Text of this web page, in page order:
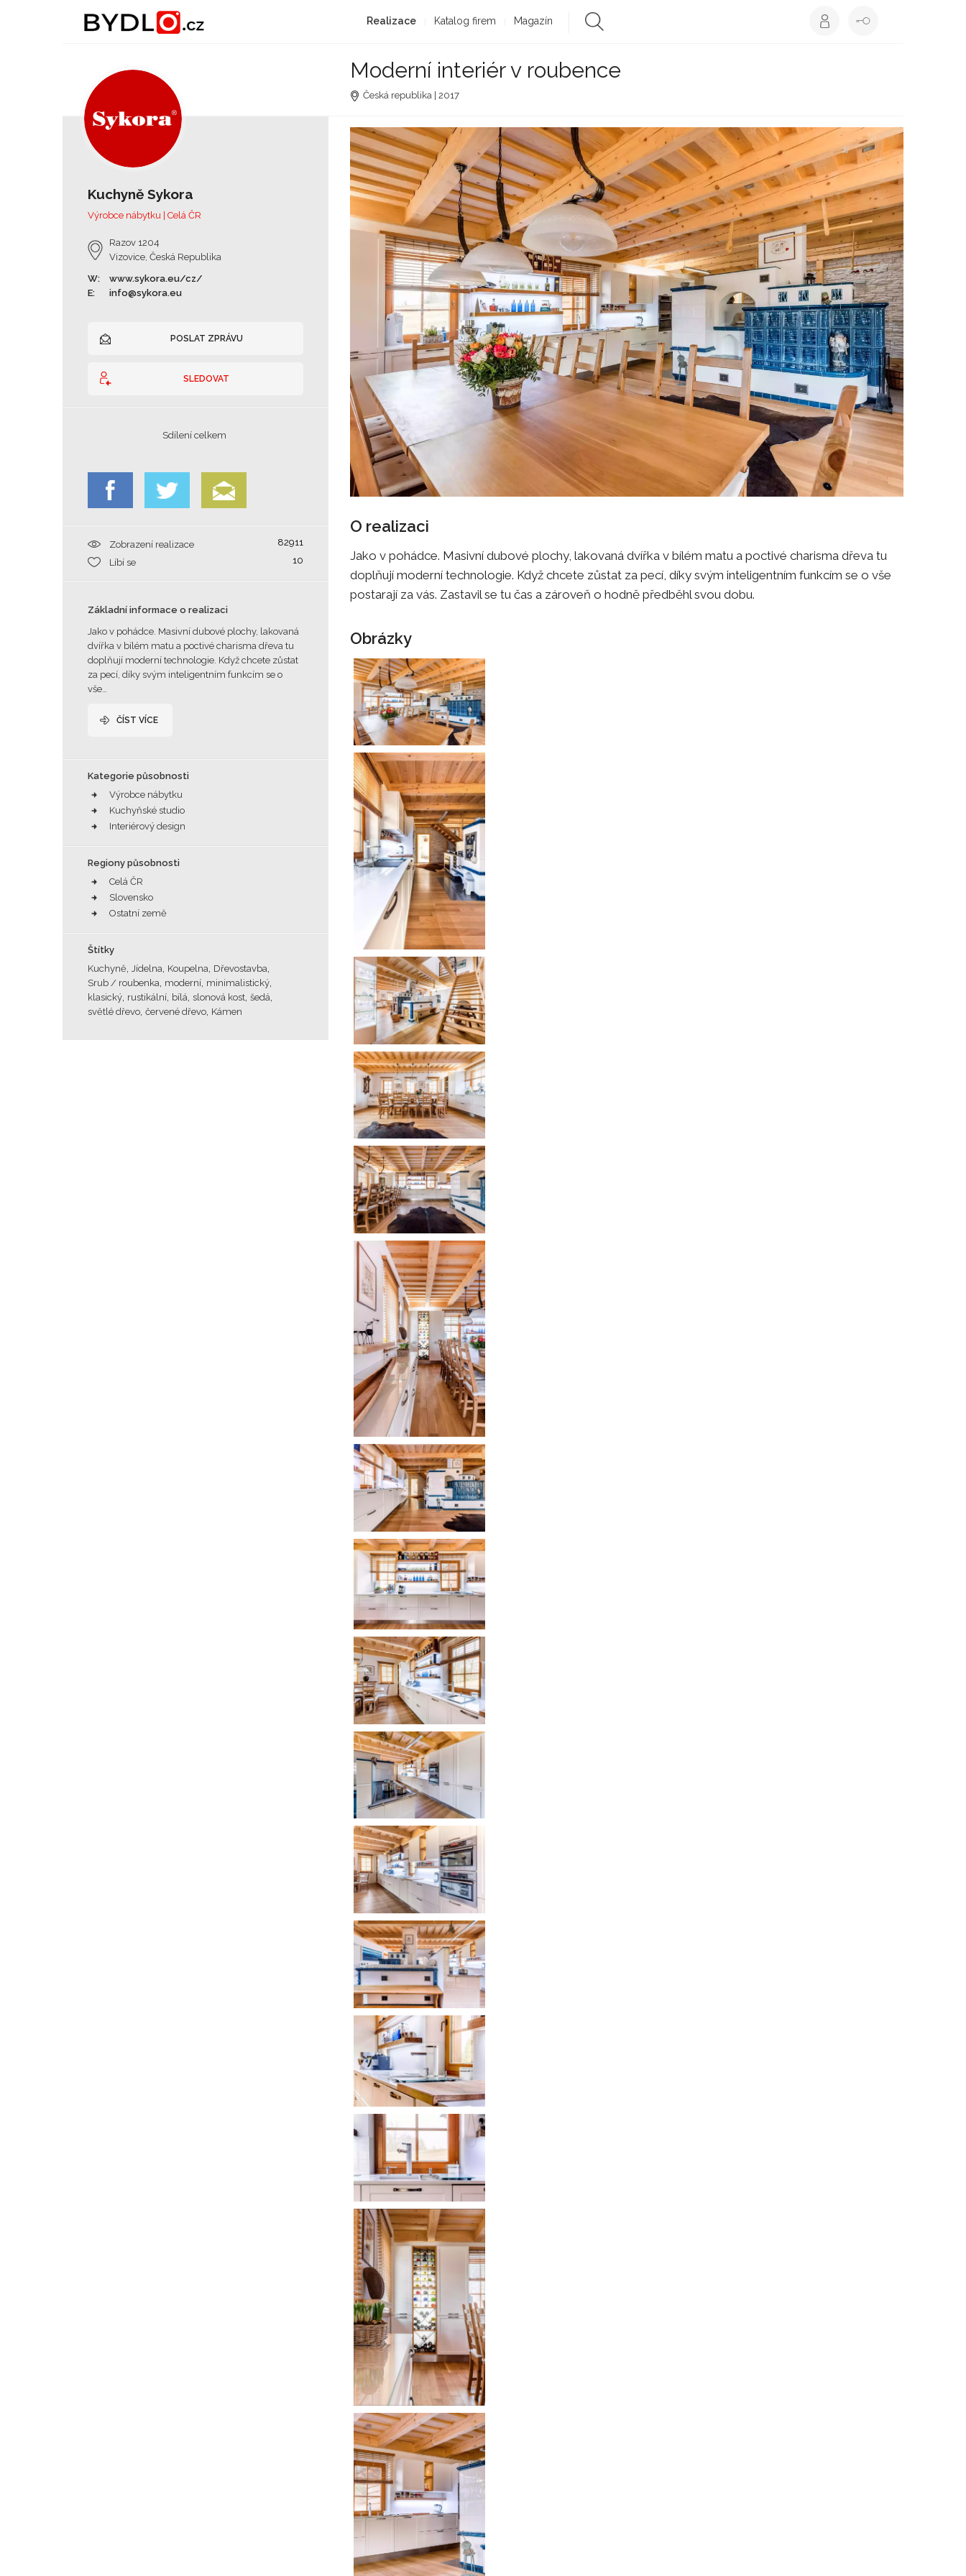
Realizace Katalog firem Magazín
Moderní interiér v roubence
Česká republika | 2017
Kuchyně Sykora
Výrobce nábytku | Celá ČR
Razov 1204
Vizovice, Česká Republika
W:
www.sykora.eu/cz/
E:
info@sykora.eu
POSLAT ZPRÁVU
SLEDOVAT
Sdílení celkem
Zobrazení realizace
82911
Líbí se
10
Základní informace o realizaci
Jako v pohádce. Masivní dubové plochy, lakovaná
dvířka v bílém matu a poctivé charisma dřeva tu
doplňují moderní technologie. Když chcete zůstat
za pecí, díky svým inteligentním funkcím se o
vše…
ČÍST VÍCE
Kategorie působnosti
Výrobce nábytku
Kuchyňské studio
Interiérový design
Regiony působnosti
Celá ČR
Slovensko
Ostatní země
Štítky
Kuchyně Jídelna Koupelna Dřevostavba
Srub / roubenka moderní minimalistický
klasický rustikální bílá slonová kost šedá
světlé dřevo červené dřevo Kámen
O realizaci
Jako v pohádce. Masivní dubové plochy, lakovaná dvířka v bílém matu a poctivé charisma dřeva tu
doplňují moderní technologie. Když chcete zůstat za pecí, díky svým inteligentním funkcím se o vše
postarají za vás. Zastavil se tu čas a zároveň o hodně předběhl svou dobu.
Obrázky